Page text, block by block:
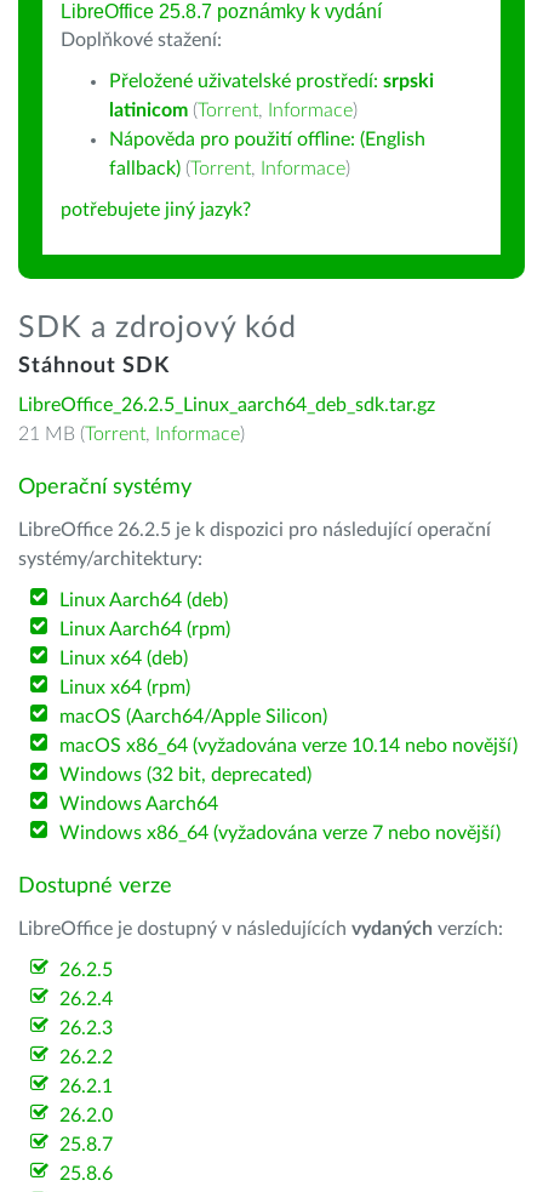
LibreOffice 25.8.7 poznámky k vydání
Doplňkové stažení:
Přeložené uživatelské prostředí: srpski
latinicom (Torrent, Informace)
Nápověda pro použití offline: (English
fallback) (Torrent, Informace)
potřebujete jiný jazyk?
SDK a zdrojový kód
Stáhnout SDK
LibreOffice_26.2.5_Linux_aarch64_deb_sdk.tar.gz
21 MB (Torrent, Informace)
Operační systémy
LibreOffice 26.2.5 je k dispozici pro následující operační
systémy/architektury:
Linux Aarch64 (deb)
Linux Aarch64 (rpm)
Linux x64 (deb)
Linux x64 (rpm)
macOS (Aarch64/Apple Silicon)
macOS x86_64 (vyžadována verze 10.14 nebo novější)
Windows (32 bit, deprecated)
Windows Aarch64
Windows x86_64 (vyžadována verze 7 nebo novější)
Dostupné verze
LibreOffice je dostupný v následujících vydaných verzích:
26.2.5
26.2.4
26.2.3
26.2.2
26.2.1
26.2.0
25.8.7
25.8.6